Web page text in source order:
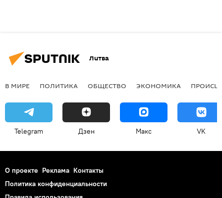
Литва
В МИРЕ ПОЛИТИКА ОБЩЕСТВО ЭКОНОМИКА
Telegram Дзен Макс VK
О проекте Реклама Контакты
Политика конфиденциальности